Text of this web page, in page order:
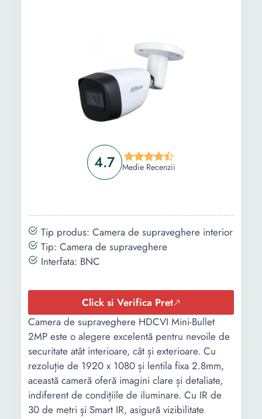
4.7 Medie Recenzii
Tip produs: Camera de supraveghere interior
Tip: Camera de supraveghere
Interfata: BNC
Click si Verifica Pret
Camera de supraveghere HDCVI Mini-Bullet
2MP este o alegere excelentă pentru nevoile de
securitate atât interioare, cât și exterioare. Cu
rezoluție de 1920 x 1080 și lentila fixa 2.8mm,
această cameră oferă imagini clare și detaliate,
indiferent de condițiile de iluminare. Cu IR de
30 de metri și Smart IR, asigură vizibilitate